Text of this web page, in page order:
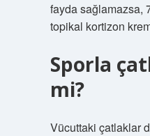
fayda sağlamazsa,
topikal kortizon
Sporla
mi?
Vücuttaki çatlaklar